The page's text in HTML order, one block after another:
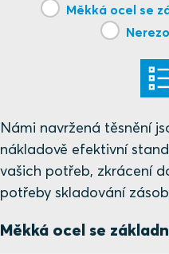
Měkká ocel se
Námi navržená těsnění
nákladově efektivní
vašich potřeb, zkrácení
potřeby skladování
Měkká ocel se